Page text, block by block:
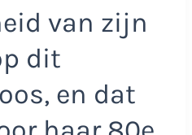
van zijn
dit
en dat